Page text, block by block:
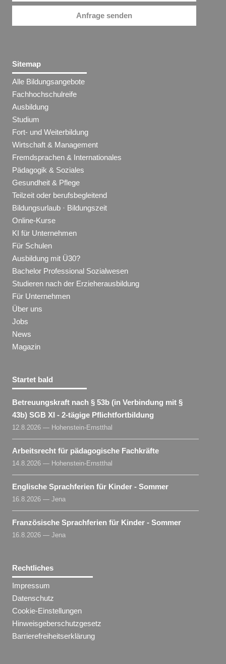
Anfrage senden
Sitemap
Alle Bildungsangebote
Fachhochschulreife
Ausbildung
Studium
Fort- und Weiterbildung
Wirtschaft & Management
Fremdsprachen & Internationales
Pädagogik & Soziales
Gesundheit & Pflege
Teilzeit oder berufsbegleitend
Bildungsurlaub · Bildungszeit
Online-Kurse
KI für Unternehmen
Für Schulen
Ausbildung mit Ü30?
Bachelor Professional Sozialwesen
Studieren nach der Erzieherausbildung
Für Unternehmen
Über uns
Jobs
News
Magazin
Startet bald
Betreuungskraft nach § 53b (in Verbindung mit §
43b) SGB XI - 2-tägige Pflichtfortbildung
12.8.2026 — Hohenstein-Ernstthal
Arbeitsrecht für pädagogische Fachkräfte
14.8.2026 — Hohenstein-Ernstthal
Englische Sprachferien für Kinder - Sommer
16.8.2026 — Jena
Französische Sprachferien für Kinder - Sommer
16.8.2026 — Jena
Rechtliches
Impressum
Datenschutz
Cookie-Einstellungen
Hinweisgeberschutzgesetz
Barrierefreiheitserklärung